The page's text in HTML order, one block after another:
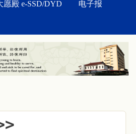
愿殿 e-SSD/DYD 电子报